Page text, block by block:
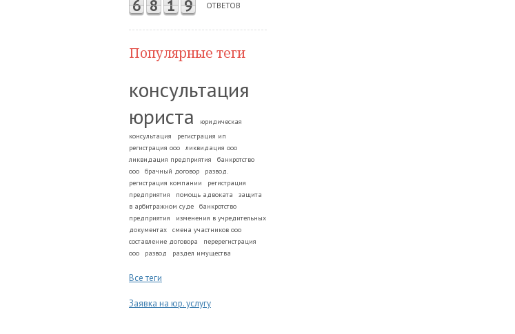
6 8 1 9 ОТВЕТОВ
Популярные теги
консультация
юриста
юридическая
консультация
регистрация ип
регистрация ооо
ликвидация ооо
ликвидация предприятия
банкротство
ооо
брачный договор
развод.
регистрация компании
регистрация
предприятия
помощь адвоката
защита
в арбитражном суде
банкротство
предприятия
изменения в учредительных
документах
смена участников ооо
составление договора
перерегистрация
ооо
развод раздел имущества
Все теги
Заявка на юр. услугу